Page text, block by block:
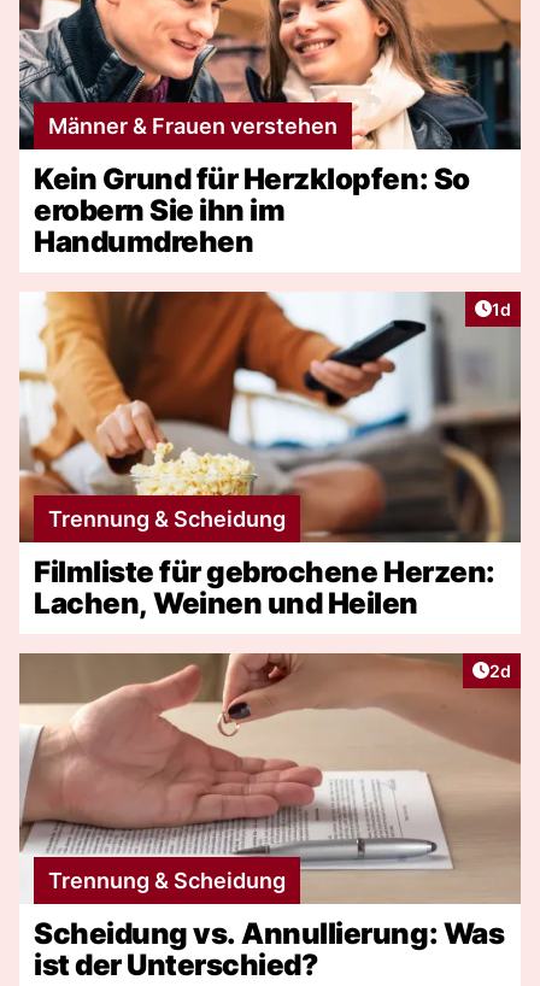
Männer & Frauen verstehen
Kein Grund für Herzklopfen: So
erobern Sie ihn im
Handumdrehen
1d
Trennung & Scheidung
Filmliste für gebrochene Herzen:
Lachen, Weinen und Heilen
2d
Trennung & Scheidung
Scheidung vs. Annullierung: Was
ist der Unterschied?